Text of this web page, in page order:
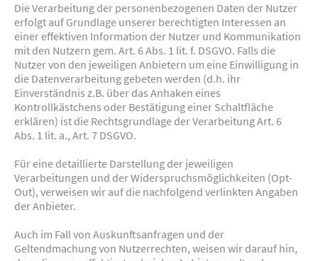
Die Verarbeitung der personenbezogenen Daten der Nutzer
erfolgt auf Grundlage unserer berechtigten Interessen an
einer effektiven Information der Nutzer und Kommunikation
mit den Nutzern gem. Art. 6 Abs. 1 lit. f. DSGVO. Falls die
Nutzer von den jeweiligen Anbietern um eine Einwilligung in
die Datenverarbeitung gebeten werden (d.h. ihr
Einverständnis z.B. über das Anhaken eines
Kontrollkästchens oder Bestätigung einer Schaltfläche
erklären) ist die Rechtsgrundlage der Verarbeitung Art. 6
Abs. 1 lit. a., Art. 7 DSGVO.
Für eine detaillierte Darstellung der jeweiligen
Verarbeitungen und der Widerspruchsmöglichkeiten (Opt-
Out), verweisen wir auf die nachfolgend verlinkten Angaben
der Anbieter.
Auch im Fall von Auskunftsanfragen und der
Geltendmachung von Nutzerrechten, weisen wir darauf hin,